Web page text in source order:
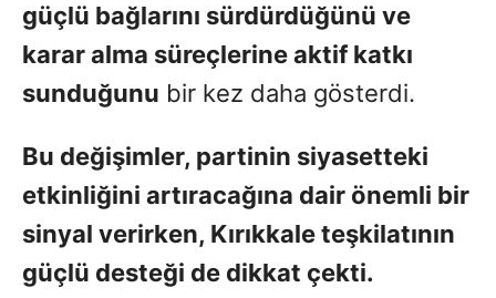
güçlü bağlarını sürdürdüğünü ve
karar alma süreçlerine aktif katkı
sunduğunu bir kez daha gösterdi.
Bu değişimler, partinin siyasetteki
etkinliğini artıracağına dair önemli bir
sinyal verirken, Kırıkkale teşkilatının
güçlü desteği de dikkat çekti.